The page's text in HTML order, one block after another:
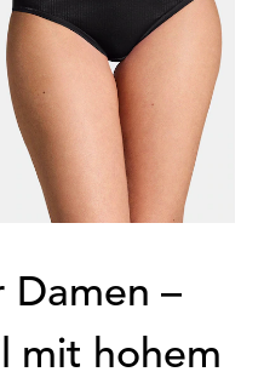
13,00 €
Meilleur prix sur 30 jours** : 15,60 €
(-16%)
Damen –
mit hohem